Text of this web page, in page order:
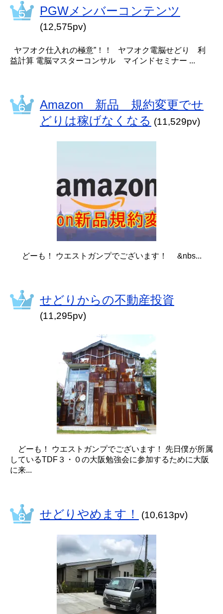
PGWメンバーコンテンツ
(12,575pv)
ヤフオク仕入れの極意”！！ ヤフオク電脳せどり 利
益計算 電脳マスターコンサル マインドセミナー ...
Amazon 新品 規約変更でせ
どりは稼げなくなる (11,529pv)
どーも！ ウエストガンプでございます！ &nbs...
せどりからの不動産投資
(11,295pv)
どーも！ ウエストガンプでございます！ 先日僕が所属
しているTDF３・０の大阪勉強会に参加するために大阪
に来...
せどりやめます！ (10,613pv)